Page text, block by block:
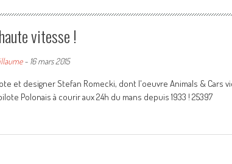
vitesse !
- 16 mars 2015
et designer Stefan Romecki, dont l'oeuvre Animals & Cars
Polonais à courir aux 24h du mans depuis 1933 ! 25397